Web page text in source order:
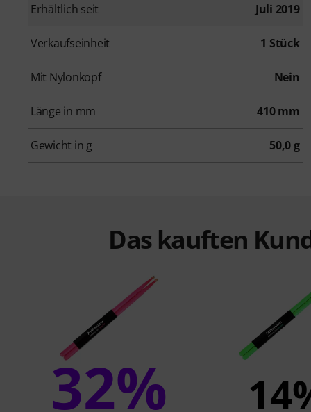
Erhältlich seit Juli 2019
Verkaufseinheit 1 Stück
Mit Nylonkopf Nein
Länge in mm 410 mm
Gewicht in g 50,0 g
Das kauften
32%